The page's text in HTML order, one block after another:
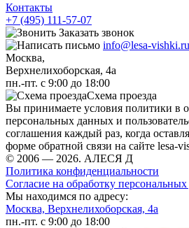
Контакты
+7 (495) 111-57-07
Заказать звонок
info@lesa-vishki.ru
Москва,
Верхнелихоборская, 4а
пн.-пт. с 9:00 до 18:00
Схема проезда
Вы принимаете условия политики в
персональных данных и
соглашения каждый раз, когда
форме обратной связи на сайте lesa-
© 2006 — 2026. АЛЕСЯ Д
Политика конфиденциальности
Согласие на обработку
Мы находимся по адресу:
Москва, Верхнелихоборская, 4а
пн.-пт. с 9:00 до 18:00